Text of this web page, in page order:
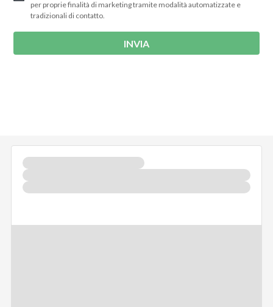
per proprie finalità di marketing tramite modalità automatizzate e
tradizionali di contatto.